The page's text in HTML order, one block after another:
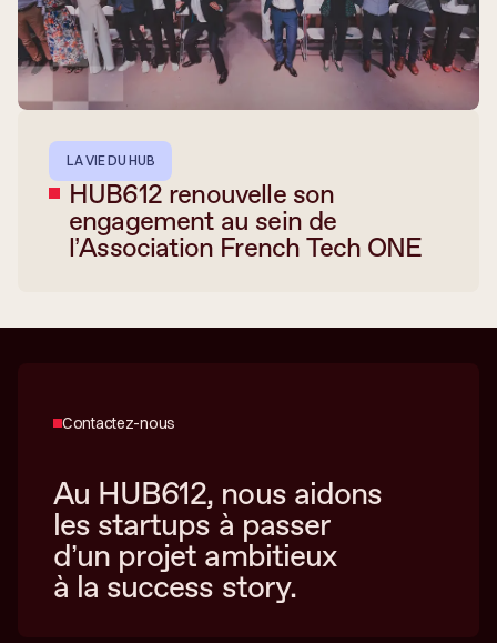
LA VIE DU HUB
HUB612 renouvelle son
engagement au sein de
l’Association French Tech ONE
Contactez-nous
Au HUB612, nous aidons
les startups à passer
d’un projet ambitieux
à la success story.